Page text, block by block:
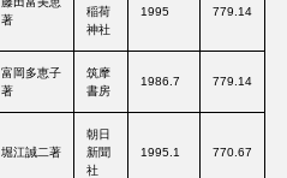
著
稲荷
神社
1995 779.14
富岡多恵子
著
筑摩
書房
1986.7 779.14
堀江誠二著
朝日
新聞
社
1995.1 770.67